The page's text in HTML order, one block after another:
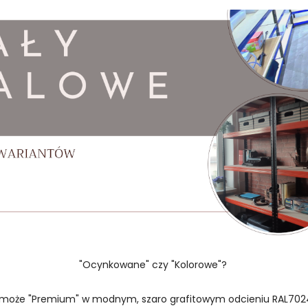
"Ocynkowane" czy "Kolorowe"?
"Premium" w modnym, szaro grafitowym odcieniu